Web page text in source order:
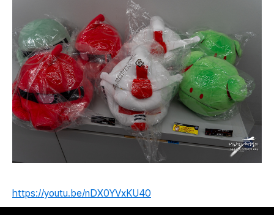
https://youtu.be/nDX0YVxKU40